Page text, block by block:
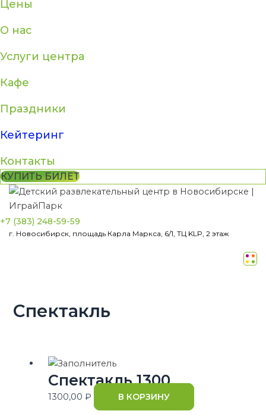
Цены
О нас
Услуги центра
Кафе
Праздники
Кейтеринг
Контакты
КУПИТЬ БИЛЕТ
+7 (383) 248-59-59
г. Новосибирск, площадь Карла Маркса, 6/1, ТЦ KLP, 2 этаж
Спектакль
Спектакль 1300
1300,00 ₽ В КОРЗИНУ